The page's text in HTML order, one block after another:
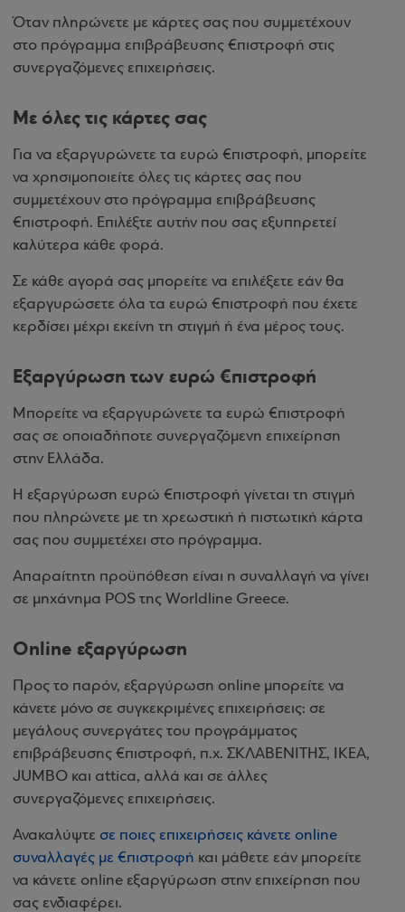
Όταν πληρώνετε με κάρτες σας που συμμετέχουν
στο πρόγραμμα επιβράβευσης €πιστροφή στις
συνεργαζόμενες επιχειρήσεις.
Με όλες τις κάρτες σας
Για να εξαργυρώνετε τα ευρώ €πιστροφή, μπορείτε
να χρησιμοποιείτε όλες τις κάρτες σας που
συμμετέχουν στο πρόγραμμα επιβράβευσης
€πιστροφή. Επιλέξτε αυτήν που σας εξυπηρετεί
καλύτερα κάθε φορά.
Σε κάθε αγορά σας μπορείτε να επιλέξετε εάν θα
εξαργυρώσετε όλα τα ευρώ €πιστροφή που έχετε
κερδίσει μέχρι εκείνη τη στιγμή ή ένα μέρος τους.
Εξαργύρωση των ευρώ €πιστροφή
Μπορείτε να εξαργυρώνετε τα ευρώ €πιστροφή
σας σε οποιαδήποτε συνεργαζόμενη επιχείρηση
στην Ελλάδα.
Η εξαργύρωση ευρώ €πιστροφή γίνεται τη στιγμή
που πληρώνετε με τη χρεωστική ή πιστωτική κάρτα
σας που συμμετέχει στο πρόγραμμα.
Απαραίτητη προϋπόθεση είναι η συναλλαγή να γίνει
σε μηχάνημα POS της Worldline Greece.
Online εξαργύρωση
Προς το παρόν, εξαργύρωση online μπορείτε να
κάνετε μόνο σε συγκεκριμένες επιχειρήσεις: σε
μεγάλους συνεργάτες του προγράμματος
επιβράβευσης €πιστροφή, π.χ. ΣΚΛΑΒΕΝΙΤΗΣ, ΙΚΕΑ,
JUMBO και attica, αλλά και σε άλλες
συνεργαζόμενες επιχειρήσεις.
Ανακαλύψτε σε ποιες επιχειρήσεις κάνετε online
συναλλαγές με €πιστροφή και μάθετε εάν μπορείτε
να κάνετε online εξαργύρωση στην επιχείρηση που
σας ενδιαφέρει.